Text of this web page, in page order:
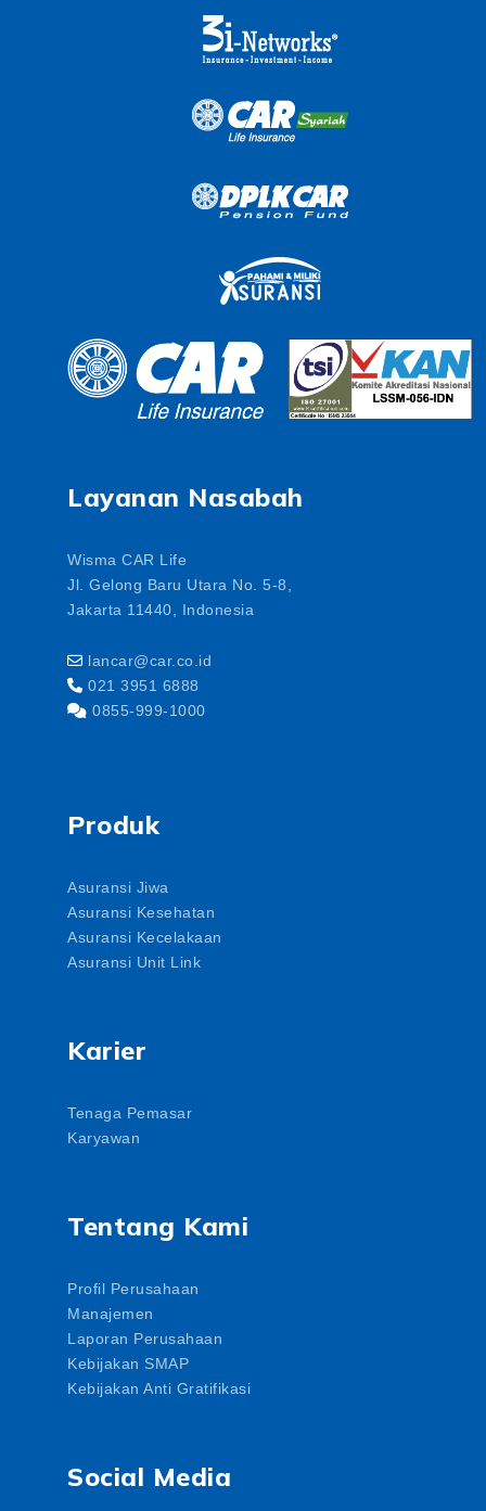
Layanan Nasabah
Wisma CAR Life
Jl. Gelong Baru Utara No. 5-8,
Jakarta 11440, Indonesia
lancar@car.co.id
021 3951 6888
0855-999-1000
Produk
Asuransi Jiwa
Asuransi Kesehatan
Asuransi Kecelakaan
Asuransi Unit Link
Karier
Tenaga Pemasar
Karyawan
Tentang Kami
Profil Perusahaan
Manajemen
Laporan Perusahaan
Kebijakan SMAP
Kebijakan Anti Gratifikasi
Social Media